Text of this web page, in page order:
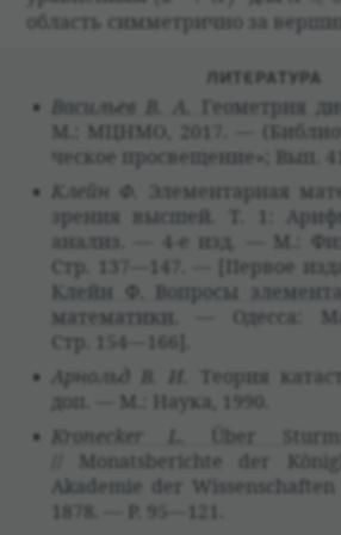
область симмет­рично за
ЛИТЕ­РА­ТУРА
Васи­льев В. А. Геомет­рия
М.: МЦНМО, 2017. —
че­ское про­свеще­ние»; Вып.
Клейн Ф.
Элемен­тар­ная
зре­ния высшей. Т. 1:
ана­лиз. — 4-е изд. — М.:
Стр. 137—147. — [Пер­вое
Клейн Ф. Вопросы
матема­тики.
— Одесса:
Стр. 154—166].
Арнольд В. И.
Тео­рия
доп. — М.: Наука, 1990.
Kronecker L.
Über
// Monatsberichte der
Akademie der
1878. — P. 95—121.